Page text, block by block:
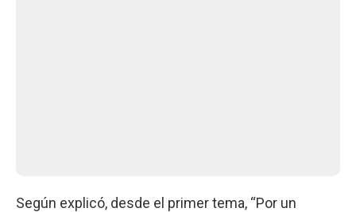
Según explicó, desde el primer tema, “Por un